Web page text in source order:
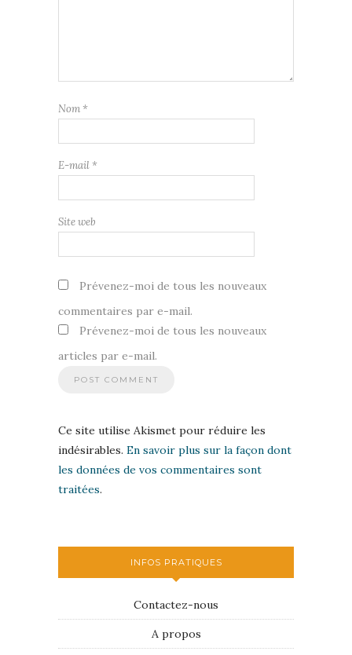
Nom *
E-mail *
Site web
Prévenez-moi de tous les nouveaux
commentaires par e-mail.
Prévenez-moi de tous les nouveaux
articles par e-mail.
Ce site utilise Akismet pour réduire les
indésirables. En savoir plus sur la façon dont
les données de vos commentaires sont
traitées.
INFOS PRATIQUES
Contactez-nous
A propos